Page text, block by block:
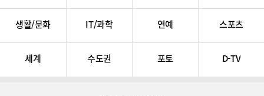
생활/문화 IT/과학 연예 스포츠
세계 수도권 포토 D-TV